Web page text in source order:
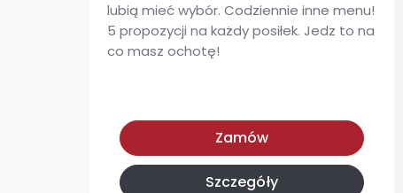
lubią mieć wybór. Codziennie inne menu!
5 propozycji na każdy posiłek. Jedz to na
co masz ochotę!
Z wyborem menu
Zamów
Szczegóły